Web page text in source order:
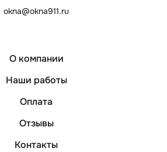
okna@okna911.ru
О компании
Наши работы
Оплата
Отзывы
Контакты